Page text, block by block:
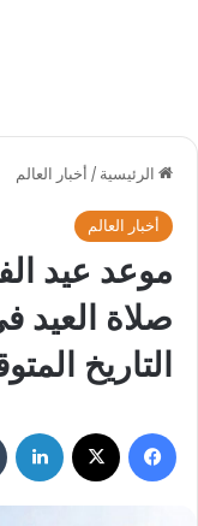
الرئيسية / أخبار العالم
أخبار العالم
صلاة العيد
التاريخ
فيسبوك